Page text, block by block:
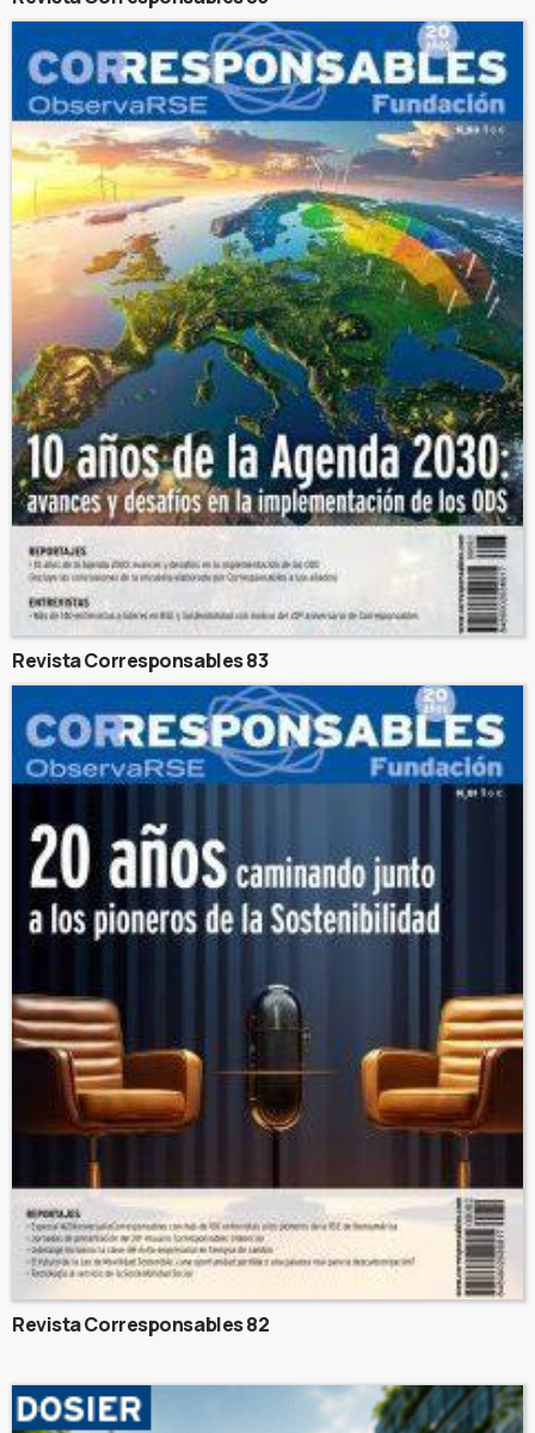
Revista Corresponsables 83
Revista Corresponsables 82